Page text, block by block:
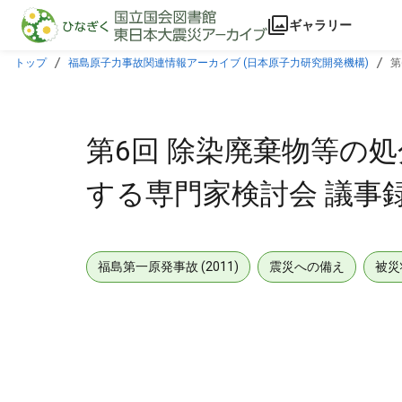
本文に飛ぶ
ギャラリー
トップ 福島原子力事故関連情報アーカイブ (日本原子力研究開発機構)
第6回 除染廃棄物等の
する専門家検討会 議事
福島第一原発事故 (2011) 震災への備え 被災